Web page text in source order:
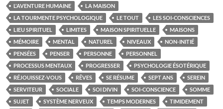
L'AVENTURE HUMAINE
LA MAISON
LA TOURMENTE PSYCHOLOGIQUE
LE TOUT
LES SOI-CONSCIENCES
LIEU SPIRITUEL
LIMITES MAISON SPIRITUELLE
MAISONS
MÉMOIRE
MENTAL NATUREL NIVEAUX
NON-INITIÉ
PENSÉES
PENSER PERSONNE
PERSONNEL
PROCESSUS MENTAUX
PROGRESSER
PSYCHOLOGIE ÉSOTÉRIQUE
RÉJOUISSEZ-VOUS
RÊVES SE RÉSUME SEPT ANS
SEREIN
SERVITEUR
SOCIALE SOI DIVIN SOI-CONSCIENCE
SOMME
SUJET
SYSTÈME NERVEUX TEMPS MODERNES
TIMIDEMENT